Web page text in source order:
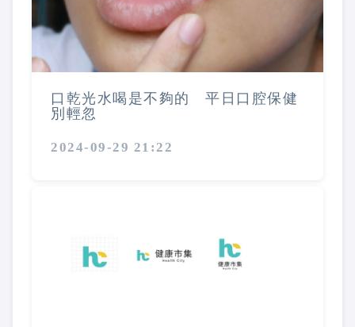
口乾光水喝是不夠的 平日口腔保健
別輕忽
2024-09-29 21:22